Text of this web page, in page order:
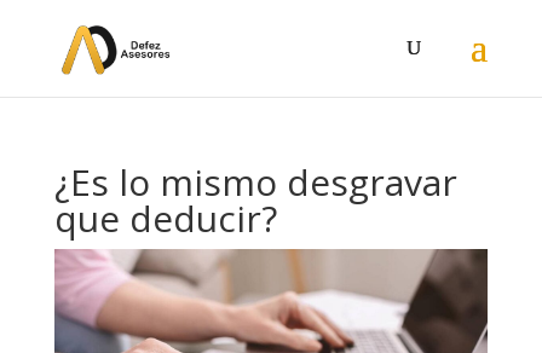
¿Es lo mismo desgravar
que deducir?